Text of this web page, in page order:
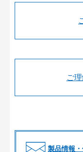
ご
製品情報